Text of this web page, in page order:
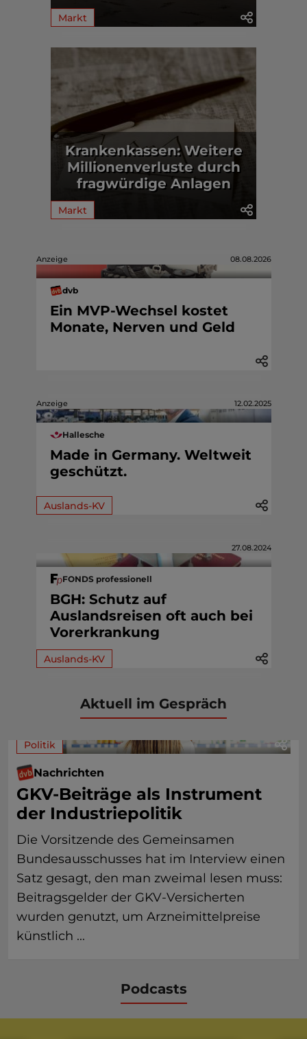
Markt
Krankenkassen: Weitere
Millionenverluste durch
fragwürdige Anlagen
Markt
Anzeige 08.08.2026
dvb
Ein MVP-Wechsel kostet
Monate, Nerven und Geld
Anzeige 12.02.2025
Hallesche
Made in Germany. Weltweit
geschützt.
Auslands-KV
27.08.2024
FONDS professionell
BGH: Schutz auf
Auslandsreisen oft auch bei
Vorerkrankung
Auslands-KV
Aktuell im Gespräch
Politik
Nachrichten
GKV-Beiträge als Instrument
der Industriepolitik
Die Vorsitzende des Gemeinsamen
Bundesausschusses hat im Interview einen
Satz gesagt, den man zweimal lesen muss:
Beitragsgelder der GKV-Versicherten
wurden genutzt, um Arzneimittelpreise
künstlich ...
Podcasts